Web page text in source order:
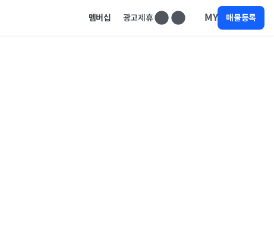
멤버십 광고제휴 MY 매물등록